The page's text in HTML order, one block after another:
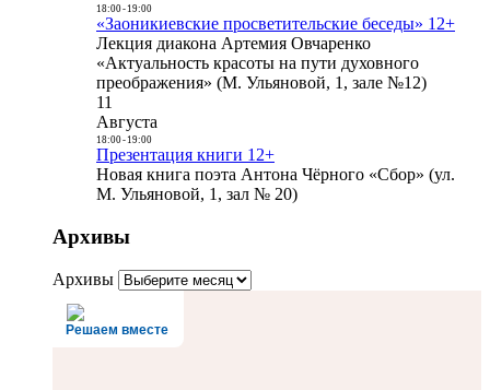
18:00- 19:00
«Заоникиевские просветительские беседы» 12+
Лекция диакона Артемия Овчаренко
«Актуальность красоты на пути духовного
преображения» (М. Ульяновой, 1, зале №12)
11
Августа
18:00- 19:00
Презентация книги 12+
Новая книга поэта Антона Чёрного «Сбор» (ул.
М. Ульяновой, 1, зал № 20)
Архивы
Архивы
Решаем вместе